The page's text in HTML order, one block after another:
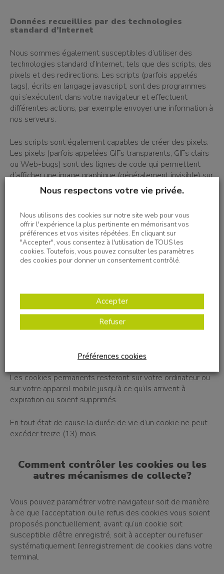
Données recueillies par des technologies
standard d’Internet
Nous sommes également susceptibles d’utiliser des
technologies standard d’Internet, tels que des scripts, des
pixels et des redirections. Les scripts (parfois appelés
tags), écrits en langage javascript, sont des programmes
qui s’exécutent dans votre navigateur et effectuent
différentes actions, par exemple envoyer une information à
nos serveurs.
Les scripts sont également capables de créer des pixels.
Les pixels (parfois appelées GIFs transparents, GIFs clairs
ou Web-bugs) sont des lignes de code qui permettent
d’afficher une image graphique (généralement invisible) sur
une page Web ou dans un email.
disponible sous plusieurs adresses de page
(URL). Lorsqu’un navigateur ouvre une URL de redirection,
une page avec une URL différente est ouverte.
conservés sur mon appareil?
La durée pendant laquelle un cookie restera sur votre
ordinateur ou votre appareil mobile sera différente selon
Les cookies de session ne resteront sur votre appareil
Les cookies permanents resteront sur votre ordinateur ou
sur votre appareil mobile jusqu’à ce qu’ils arrivent à
expiration ou soient supprimés.
En tout état de cause la durée de vie d’un cookie ne peut
excéder treize (13) mois
Comment contrôler les cookies ou les
autres mécanismes de collecte?
Vous pouvez paramétrer votre navigateur soit de manière
à ce que l’acceptation ou le refus des cookies vous soient
proposés ponctuellement, avant qu’un cookie soit
susceptible d’être enregistré, soit à accepter ou refuser
systématiquement l’enregistrement de cookies dans votre
terminal.
Nous respectons votre vie privée.
Nous utilisons des cookies sur notre site web pour vous
offrir l'expérience la plus pertinente en mémorisant vos
préférences et vos visites répétées. En cliquant sur
"Accepter", vous consentez à l'utilisation de TOUS les
cookies. Toutefois, vous pouvez consulter les paramètres
des cookies pour donner un consentement contrôlé.
Accepter
Refuser
Préférences cookies